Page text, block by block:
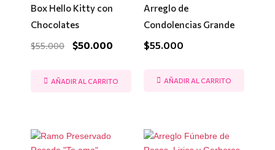
Box Hello Kitty con
Chocolates
$55.000
era:
$50.000
$50.000.
AÑADIR AL CARRITO
Arreglo de
Condolencias Grande
$55.000
AÑADIR AL CARRITO